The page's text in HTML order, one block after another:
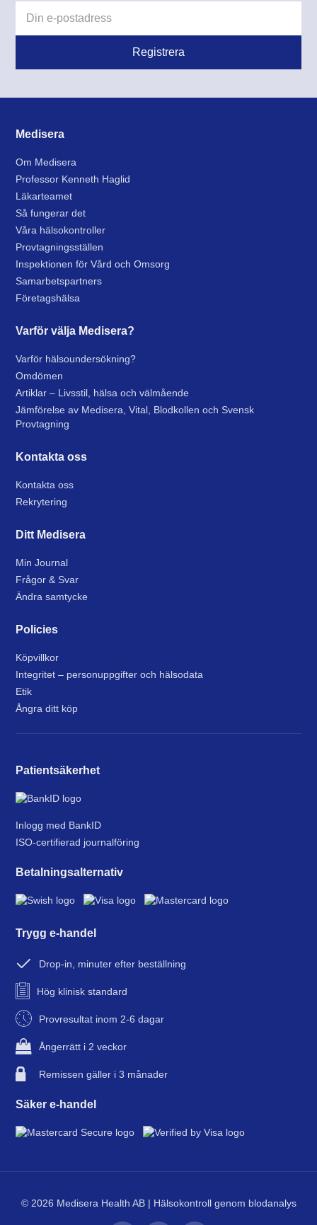
Medisera
Om Medisera
Professor Kenneth Haglid
Läkarteamet
Så fungerar det
Våra hälsokontroller
Provtagningsställen
Inspektionen för Vård och Omsorg
Samarbetspartners
Företagshälsa
Varför välja Medisera?
Varför hälsoundersökning?
Omdömen
Artiklar – Livsstil, hälsa och välmående
Jämförelse av Medisera, Vital, Blodkollen och Svensk
Provtagning
Kontakta oss
Kontakta oss
Rekrytering
Ditt Medisera
Min Journal
Frågor & Svar
Ändra samtycke
Policies
Köpvillkor
Integritet – personuppgifter och hälsodata
Etik
Ångra ditt köp
Patientsäkerhet
Inlogg med BankID
ISO-certifierad journalföring
Betalningsalternativ
Trygg e-handel
Drop-in, minuter efter beställning
Hög klinisk standard
Provresultat inom 2-6 dagar
Ångerrätt i 2 veckor
Remissen gäller i 3 månader
Säker e-handel
© 2026 Medisera Health AB | Hälsokontroll genom blodanalys